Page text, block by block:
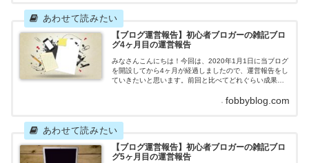
営報告記事数 目標：8記事 2020年3月の記事数：
11...
【ブログ運営報告】初心者ブロガーの雑記ブロ
グ4ヶ月目の運営報告
みなさんこんにちは！今回は、2020年1月1日に当ブログ
を開設してから4ヶ月が経過しましたので、運営報告をし
ていきたいと思います。前回と比べてどれぐらい成果を
な結果になったのでしょうか。それではさっそくいって
標を超えることができました！休日に1記事目標を復活
さ...
fobbyblog.com
【ブログ運営報告】初心者ブロガーの雑記ブロ
グ5ヶ月目の運営報告